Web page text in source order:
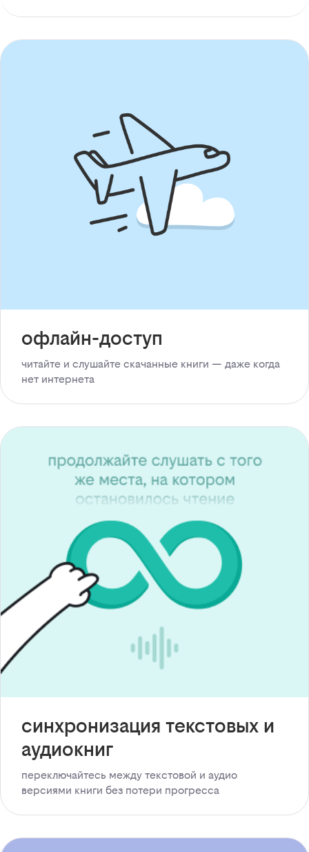
офлайн-доступ
читайте и слушайте скачанные книги — даже когда
нет интернета
синхронизация текстовых и
аудиокниг
переключайтесь между текстовой и аудио
версиями книги без потери прогресса